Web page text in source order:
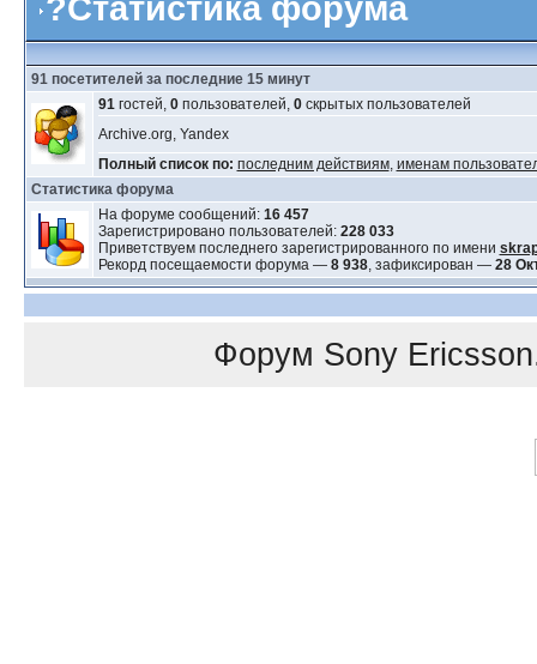
91 посетителей за последние 15 минут
91гостей, 0пользователей, 0скрытых пользователей
Archive.org, Yandex
Полный список по: последним действиям, именам
Статистика форума
На форуме сообщений: 16 457
Зарегистрировано пользователей: 228 033
Приветствуем последнего зарегистрированного по имени
Рекорд посещаемости форума — 8 938, зафиксирован — 28
Форум Sony Ericsson